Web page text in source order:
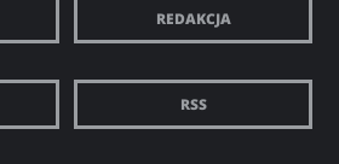
REDAKCJA
RSS